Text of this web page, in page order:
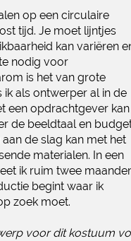
op een circulaire
tijd. Je moet lijntjes
kan variëren
nodig voor
is het van grote
ik als ontwerper al in de
een opdrachtgever kan
de beeldtaal en
de slag kan met het
materialen. In een
ik ruim twee
begint waar ik
zoek moet.
voor dit kostuum